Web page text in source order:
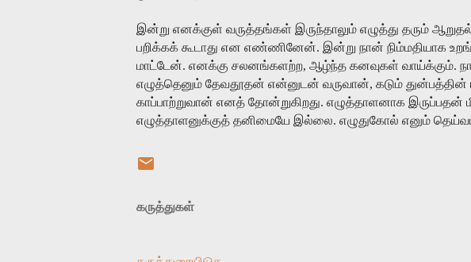
இன்று எனக்குள் வருத்தங்கள் இருந்தாலும் எழுத்து தரும்
பறிக்கக் கூடாது என எண்ணினேன். இன்று நான் நிம்மதியாக
மாட்டேன். எனக்கு சலனங்களற்ற, ஆழ்ந்த கனவுகள் வாய்க்கும்.
எழுத்தெனும் தேவதூதன் என்னுடன் வருவான், கடும் துன்பத்தின்
காப்பாற்றுவான் எனத் தோன்றுகிறது. எழுத்தாளனாக இருப்பதன்
எழுத்தாளனுக்குத் தனிமையே இல்லை. எழுதுகோல் எனும்
கருத்துகள்